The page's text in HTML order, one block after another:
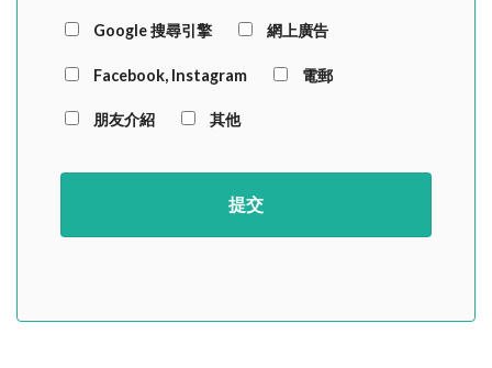
Google 搜尋引擎 網上廣告
Facebook, Instagram 電郵
朋友介紹 其他